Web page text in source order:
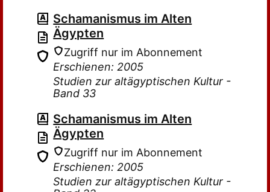
Schamanismus im Alten
Ägypten
Zugriff nur im Abonnement
Erschienen: 2005
Studien zur altägyptischen Kultur -
Band 33
Schamanismus im Alten
Ägypten
Zugriff nur im Abonnement
Erschienen: 2005
Studien zur altägyptischen Kultur -